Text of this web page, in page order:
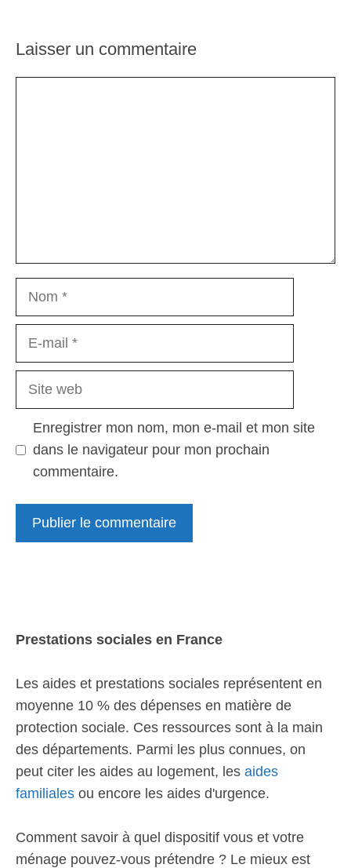
Laisser un commentaire
Nom
Site
Enregistrer mon nom, mon e-mail et mon site
dans le navigateur pour mon prochain
commentaire.
Prestations sociales en France
Les aides et prestations sociales représentent en
moyenne 10 % des dépenses en matière de
protection sociale. Ces ressources sont à la main
des départements. Parmi les plus connues, on
peut citer les aides au logement, les aides
familiales ou encore les aides d'urgence.
Comment savoir à quel dispositif vous et votre
ménage pouvez-vous prétendre ? Le mieux est